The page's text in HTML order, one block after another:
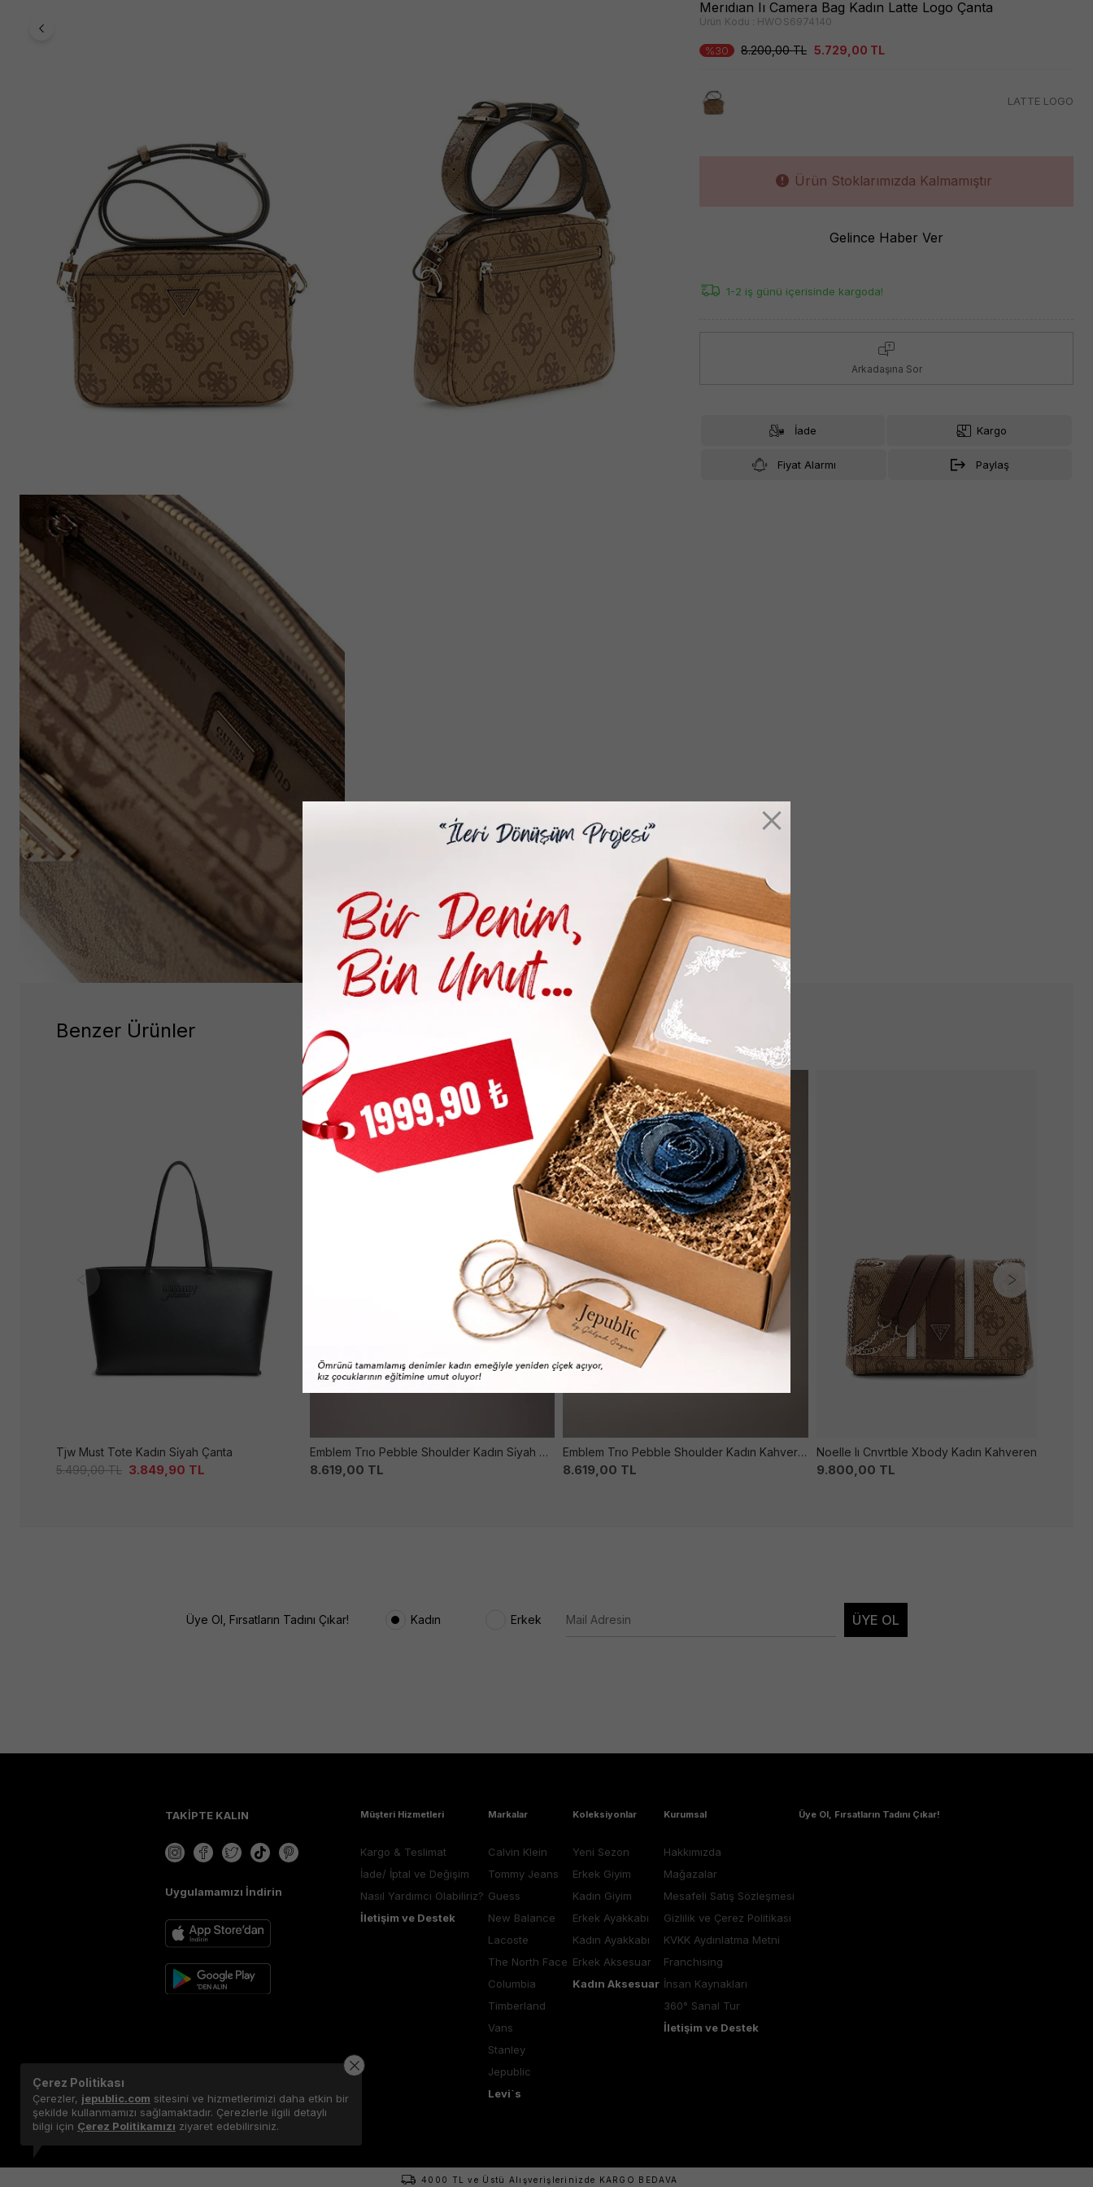
Merıdıan Iı Camera Bag Kadın Latte Logo Çanta
Ürün Kodu : HWOS6974140
8.200,00TL 5.729,00 TL
%30
LATTE LOGO
Ürün Stoklarımızda Kalmamıştır
Gelince Haber Ver
1-2 iş günü içerisinde kargoda!
Arkadaşına Sor
İade Kargo
Fiyat Alarmı Paylaş
Benzer Ürünler
Tjw Must Tote Kadın Si̇yah Çanta
5.499,00TL 3.849,90 TL
Emblem Trıo Pebble Shoulder Kadın Si̇yah Çanta
8.619,00 TL
Emblem Trıo Pebble Shoulder Kadın Kahverengi̇ Çanta
8.619,00 TL 9.800,00 TL
Üye Ol, Fırsatların Tadını Çıkar! Kadın Erkek ÜYE OL
TAKİPTE KALIN
Uygulamamızı İndirin
Müşteri Hizmetleri
Kargo & Teslimat
İade/ İptal ve Değişim
Nasıl Yardımcı Olabiliriz?
İletişim ve Destek
Markalar
Calvin Klein
Tommy Jeans
Guess
New Balance
Lacoste
The North Face
Columbia
Timberland
Vans
Stanley
Jepublic
Levi`s
Koleksiyonlar
Yeni Sezon
Erkek Giyim
Kadın Giyim
Erkek Ayakkabı
Kadın Ayakkabı
Erkek Aksesuar
Kadın Aksesuar
Kurumsal
Hakkımızda
Mağazalar
Mesafeli Satış Sözleşmesi
Gizlilik ve Çerez Politikası
KVKK Aydınlatma Metni
Franchising
İnsan Kaynakları
360° Sanal Tur
İletişim ve Destek
Üye Ol, Fırsatların Tadını Çıkar!
4000 TL ve Üstü Alışverişlerinizde KARGO BEDAVA
Çerez Politikası
Çerezler, jepublic.com sitesini ve hizmetlerimizi daha etkin bir
şekilde kullanmamızı sağlamaktadır. Çerezlerle ilgili detaylı
bilgi için Çerez Politikamızı ziyaret edebilirsiniz.